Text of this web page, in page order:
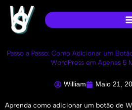
para
Passo a Passo: Como Adicionar um
WordPress em Apenas 5
William Maio 21,
Aprenda como adicionar um botão de